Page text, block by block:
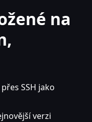
na
SSH jako
verzi